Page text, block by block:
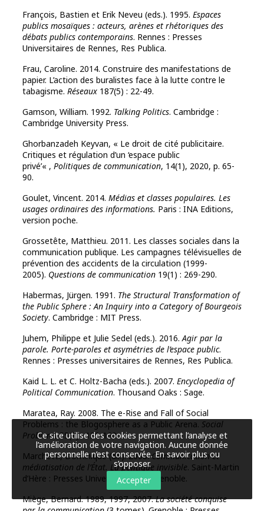
François, Bastien et Erik Neveu (eds.). 1995. Espaces
publics mosaïques : acteurs, arènes et rhétoriques des
débats publics contemporains. Rennes : Presses
Universitaires de Rennes, Res Publica.
Frau, Caroline. 2014. Construire des manifestations de
papier. L’action des buralistes face à la lutte contre le
tabagisme. Réseaux 187(5) : 22-49.
Gamson, William. 1992. Talking Politics. Cambridge :
Cambridge University Press.
Ghorbanzadeh Keyvan, « Le droit de cité publicitaire.
Critiques et régulation d’un ‘espace public
privé’« , Politiques de communication, 14(1), 2020, p. 65-
90.
Goulet, Vincent. 2014. Médias et classes populaires. Les
usages ordinaires des informations. Paris : INA Editions,
version poche.
Grossetête, Matthieu. 2011. Les classes sociales dans la
communication publique. Les campagnes télévisuelles de
prévention des accidents de la circulation (1999-
2005). Questions de communication 19(1) : 269-290.
Habermas, Jürgen. 1991. The Structural Transformation of
the Public Sphere : An Inquiry into a Category of Bourgeois
Society. Cambridge : MIT Press.
Juhem, Philippe et Julie Sedel (eds.). 2016. Agir par la
parole. Porte-paroles et asymétries de l’espace public.
Rennes : Presses universitaires de Rennes, Res Publica.
Kaid L. L. et C. Holtz-Bacha (eds.). 2007. Encyclopedia of
Political Communication. Thousand Oaks : Sage.
Maratea, Ray. 2008. The e-Rise and Fall of Social
Problems : the Blogosphere as a Public Arena. Social
Problems55(1) : 139-160.
Marchetti, Dominique (dir.). 2008.Communication et
médiatisation de l’État. La politique invisible. Saint-Martin
d’Hère : Presses Universitaires de Grenoble.
Miège, Bernard. 1989, 1997, 2007.La société conquise
Ce site utilise des cookies permettant l’analyse et
l’amélioration de votre navigation. Aucune donnée
personnelle n’est conservée. En savoir plus ou
s’opposer.
Accepter